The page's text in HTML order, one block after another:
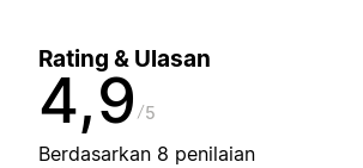
Rating & Ulasan
4,9 5
Berdasarkan 8 penilaian